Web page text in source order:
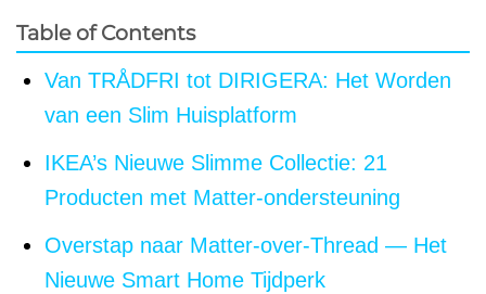
Table of Contents
Van TRÅDFRI tot DIRIGERA: Het Worden
van een Slim Huisplatform
IKEA’s Nieuwe Slimme Collectie: 21
Producten met Matter-ondersteuning
Overstap naar Matter-over-Thread — Het
Nieuwe Smart Home Tijdperk